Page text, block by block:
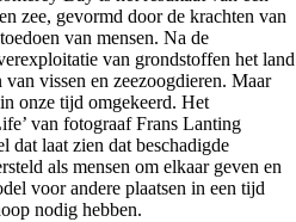
zee, gevormd door de krachten van
van mensen. Na de
van grondstoffen het land
vissen en zeezoogdieren. Maar
onze tijd omgekeerd. Het
van fotograaf Frans Lanting
dat laat zien dat beschadigde
als mensen om elkaar geven en
voor andere plaatsen in een tijd
nodig hebben.